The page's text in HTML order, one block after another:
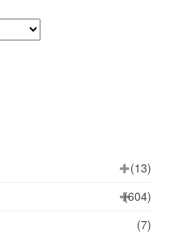
(13)
(604)
(7)